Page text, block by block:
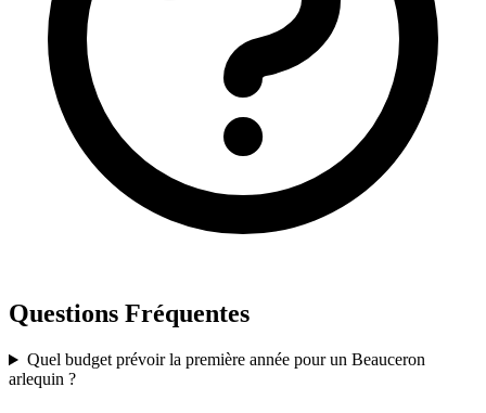
Questions Fréquentes
Quel budget prévoir la première année pour un Beauceron
arlequin ?